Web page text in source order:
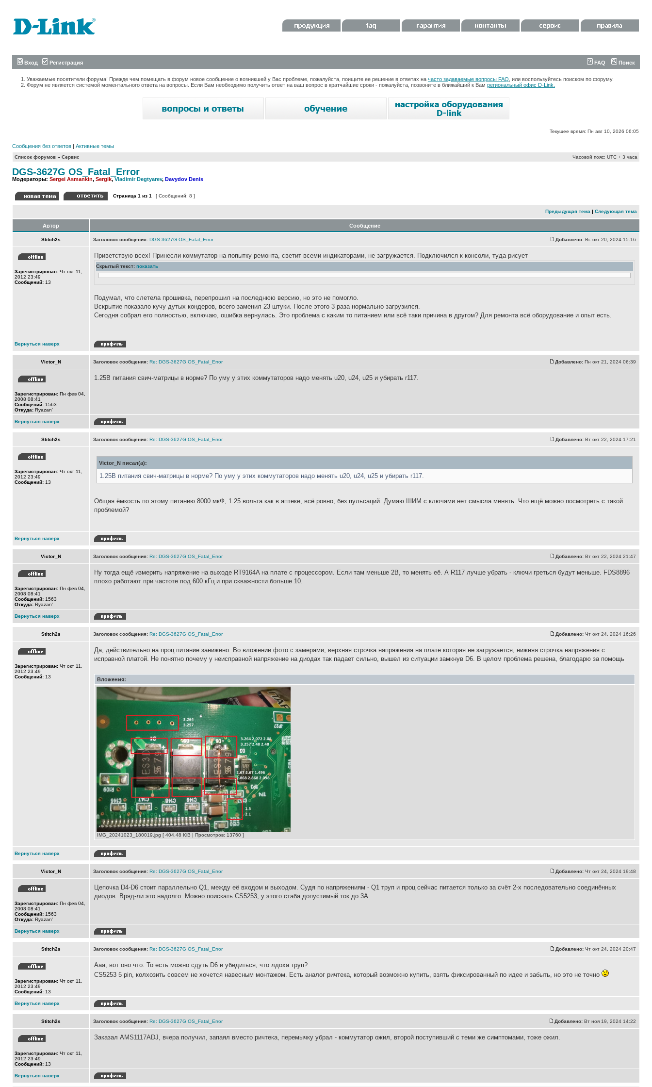
Вход Регистрация FAQ Поиск
Уважаемые посетители форума! Прежде чем помещать в форум новое сообщение о возникшей у Вас проблеме, пожалуйста, поищите ее решение в ответах на часто задаваемые вопросы FAQ , или воспользуйтесь поиском по форуму.
Форум не является системой моментального ответа на вопросы. Если Вам необходимо получить ответ на ваш вопрос в кратчайшие сроки - пожалуйста, позвоните в ближайший к Вам региональный офис D-Link.
Текущее время: Пн авг 10, 2026 06:05
Сообщения без ответов | Активные темы
Список форумов » Сервис Часовой пояс: UTC + 3 часа
DGS-3627G OS_Fatal_Error
Модераторы: Sergei Asmankin, Sergik, Vladimir Degtyarev, Davydov Denis
Страница 1 из 1 [ Сообщений: 8 ]
Предыдущая тема | Следующая тема
Автор Сообщение
Stitch2s Заголовок сообщения: DGS-3627G OS_Fatal_Error Добавлено: Вс окт 20, 2024 15:16
Зарегистрирован: Чт окт 11,
2012 23:49
Сообщений: 13
Приветствую всех! Принесли коммутатор на попытку ремонта, светит всеми индикаторами, не загружается. Подключился к консоли, туда рисует
Скрытый текст: показать
Подумал, что слетела прошивка, перепрошил на последнюю версию, но это не помогло.
Вскрытие показало кучу дутых кондеров, всего заменил 23 штуки. После этого 3 раза нормально загрузился.
Сегодня собрал его полностью, включаю, ошибка вернулась. Это проблема с каким то питанием или всё таки причина в другом? Для ремонта всё оборудование и опыт есть.
Вернуться наверх
Victor_N Заголовок сообщения: Re: DGS-3627G OS_Fatal_Error Добавлено: Пн окт 21, 2024 06:39
Зарегистрирован: Пн фев 04,
2008 08:41
Сообщений: 1563
Откуда: Ryazan'
1.25В питания свич-матрицы в норме? По уму у этих коммутаторов надо менять u20, u24, u25 и убирать r117.
Вернуться наверх
Stitch2s Заголовок сообщения: Re: DGS-3627G OS_Fatal_Error Добавлено: Вт окт 22, 2024 17:21
Зарегистрирован: Чт окт 11,
2012 23:49
Сообщений: 13
Victor_N писал(а):
1.25В питания свич-матрицы в норме? По уму у этих коммутаторов надо менять u20, u24, u25 и убирать r117.
Общая ёмкость по этому питанию 8000 мкФ, 1.25 вольта как в аптеке, всё ровно, без пульсаций. Думаю ШИМ с ключами нет смысла менять. Что ещё можно посмотреть с такой
проблемой?
Вернуться наверх
Victor_N Заголовок сообщения: Re: DGS-3627G OS_Fatal_Error Добавлено: Вт окт 22, 2024 21:47
Зарегистрирован: Пн фев 04,
2008 08:41
Сообщений: 1563
Откуда: Ryazan'
Ну тогда ещё измерить напряжение на выходе RT9164A на плате с процессором. Если там меньше 2В, то менять её. А R117 лучше убрать - ключи греться будут меньше. FDS8896
плохо работают при частоте под 600 кГц и при скважности больше 10.
Вернуться наверх
Stitch2s Заголовок сообщения: Re: DGS-3627G OS_Fatal_Error Добавлено: Чт окт 24, 2024 16:26
Зарегистрирован: Чт окт 11,
2012 23:49
Сообщений: 13
Да, действительно на проц питание занижено. Во вложении фото с замерами, верхняя строчка напряжения на плате которая не загружается, нижняя строчка напряжения с
исправной платой. Не понятно почему у неисправной напряжение на диодах так падает сильно, вышел из ситуации замкнув D6. В целом проблема решена, благодарю за помощь
Вложения:
IMG_20241023_180019.jpg [ 404.48 KiB | Просмотров: 13760 ]
Вернуться наверх
Victor_N Заголовок сообщения: Re: DGS-3627G OS_Fatal_Error Добавлено: Чт окт 24, 2024 19:48
Зарегистрирован: Пн фев 04,
2008 08:41
Сообщений: 1563
Откуда: Ryazan'
Цепочка D4-D6 стоит параллельно Q1, между её входом и выходом. Судя по напряжениям - Q1 труп и проц сейчас питается только за счёт 2-х последовательно соединённых
диодов. Вряд-ли это надолго. Можно поискать CS5253, у этого стаба допустимый ток до 3А.
Вернуться наверх
Stitch2s Заголовок сообщения: Re: DGS-3627G OS_Fatal_Error Добавлено: Чт окт 24, 2024 20:47
Зарегистрирован: Чт окт 11,
2012 23:49
Сообщений: 13
Ааа, вот оно что. То есть можно сдуть D6 и убедиться, что лдоха труп?
CS5253 5 pin, колхозить совсем не хочется навесным монтажом. Есть аналог ричтека, который возможно купить, взять фиксированный по идее и забыть, но это не точно
Вернуться наверх
Stitch2s Заголовок сообщения: Re: DGS-3627G OS_Fatal_Error Добавлено: Вт ноя 19, 2024 14:22
Зарегистрирован: Чт окт 11,
2012 23:49
Сообщений: 13
Заказал AMS1117ADJ, вчера получил, запаял вместо ричтека, перемычку убрал - коммутатор ожил, второй поступивший с теми же симптомами, тоже ожил.
Вернуться наверх